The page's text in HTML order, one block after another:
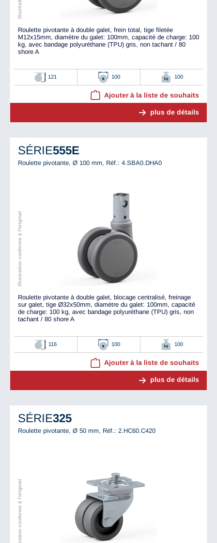
Roulette pivotante à double galet, frein total, tige filetée
M12x15mm, diamètre du galet: 100mm, capacité de charge: 100
kg, avec bandage polyuréthane (TPU) gris, non tachant / 80
shore A
121 100 100
Ajouter à la liste de souhaits
plus de détails
SÉRIE555E
Roulette pivotante, Ø 100 mm, Réf.: 4.SBA0.DHA0
Illustration conforme à l'original
Roulette pivotante à double galet, blocage centralisé, freinage
sur galet, tige Ø32x50mm, diamètre du galet: 100mm, capacité
de charge: 100 kg, avec bandage polyuréthane (TPU) gris, non
tachant / 80 shore A
116 100 100
Ajouter à la liste de souhaits
plus de détails
SÉRIE325
Roulette pivotante, Ø 50 mm, Réf.: 2.HC60.C420
Illustration conforme à l'original